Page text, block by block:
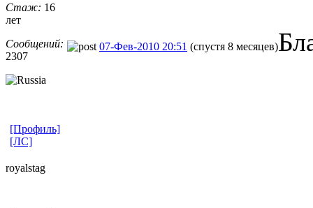
Стаж: 16
лет
Сообщений:
2307
07-Фев-2010 20:51 (спустя 8 месяцев)
[Профиль]
[ЛС]
royalstag